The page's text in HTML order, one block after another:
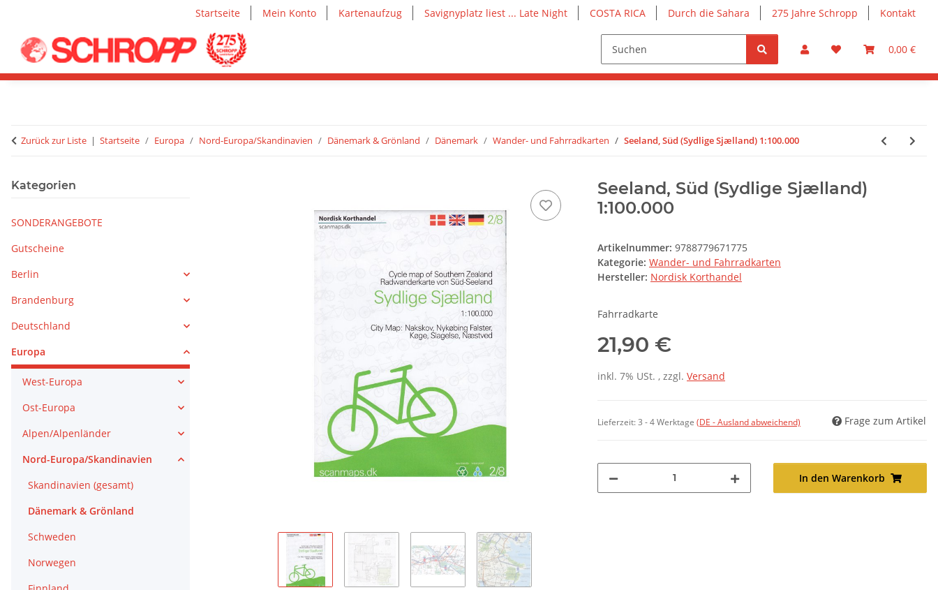
Startseite Mein Konto Kartenaufzug Savignyplatz liest ... Late Night COSTA RICA Durch die Sahara 275 Jahre Schropp Kontakt
0,00 €
Zurück zur Liste Startseite Europa Nord-Europa/Skandinavien Dänemark & Grönland Dänemark Wander- und Fahrradkarten Seeland, Süd (Sydlige Sjælland) 1:100.000
Seeland, Süd (Sydlige Sjælland)
1:100.000
Artikelnummer: 9788779671775
Kategorie: Wander- und Fahrradkarten
Hersteller: Nordisk Korthandel
Fahrradkarte
21,90 €
inkl. 7% USt. , zzgl. Versand
Lieferzeit:3 - 4 Werktage (DE - Ausland abweichend) Frage zum Artikel
In den Warenkorb
Kategorien
SONDERANGEBOTE
Gutscheine
Berlin
Brandenburg
Deutschland
Europa
West-Europa
Ost-Europa
Alpen/Alpenländer
Nord-Europa/Skandinavien
Skandinavien (gesamt)
Dänemark & Grönland
Schweden
Norwegen